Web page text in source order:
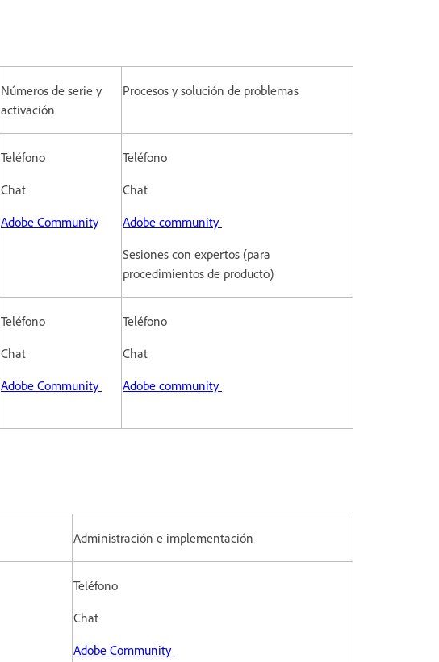
Números de serie y
activación
Procesos y solución de problemas
Teléfono
Chat
Adobe Community
Teléfono
Chat
Adobe community
Sesiones con expertos (para
procedimientos de producto)
Teléfono
Chat
Adobe Community
Teléfono
Chat
Adobe community
Administración e implementación
Teléfono
Chat
Adobe Community